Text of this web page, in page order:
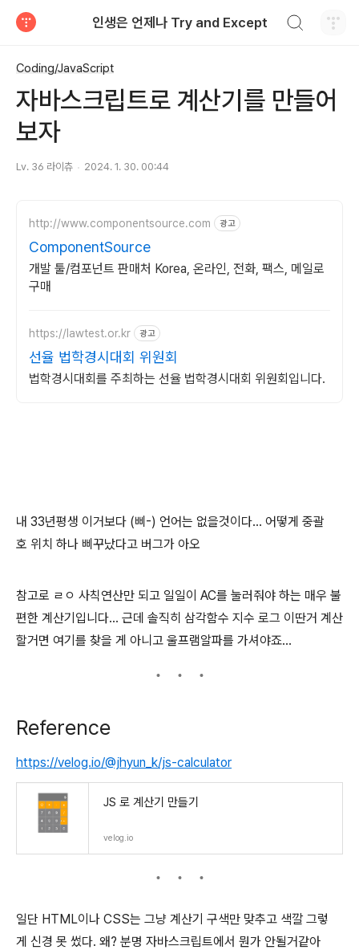
인생은 언제나 Try and Except
Coding/JavaScript
자바스크립트로 계산기를 만들어
보자
Lv. 36 라이츄 2024. 1. 30. 00:44
http://www.componentsource.com 광고
ComponentSource
개발 툴/컴포넌트 판매처 Korea, 온라인, 전화, 팩스, 메일로
구매
https://lawtest.or.kr 광고
선율 법학경시대회 위원회
법학경시대회를 주최하는 선율 법학경시대회 위원회입니다.
내 33년평생 이거보다 (삐-) 언어는 없을것이다... 어떻게 중괄
호 위치 하나 삐꾸났다고 버그가 아오
참고로 ㄹㅇ 사칙연산만 되고 일일이 AC를 눌러줘야 하는 매우 불
편한 계산기입니다… 근데 솔직히 삼각함수 지수 로그 이딴거 계산
할거면 여기를 찾을 게 아니고 울프램알파를 가셔야죠…
Reference
https://velog.io/@jhyun_k/js-calculator
JS 로 계산기 만들기
velog.io
일단 HTML이나 CSS는 그냥 계산기 구색만 맞추고 색깔 그렇
게 신경 못 썼다. 왜? 분명 자바스크립트에서 뭔가 안될거같아